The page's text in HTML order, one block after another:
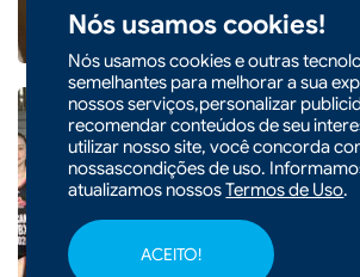
Nós usamos cookies!
Nós usamos cookies e outras
semelhantes para melhorar a sua
nossos serviços,personalizar
recomendar conteúdos de seu
utilizar nosso site, você concorda
nossascondições de uso.
atualizamos nossosTermos de Uso.
ACEITO!
CIDADES | 07/
Quatro
convocadas
Seleção